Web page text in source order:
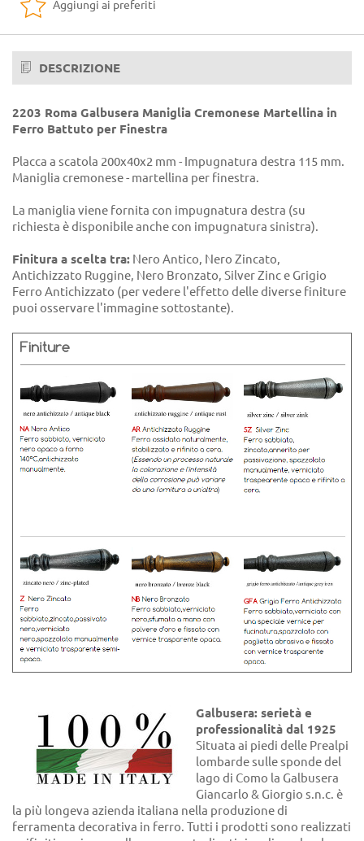
Aggiungi ai preferiti
DESCRIZIONE
2203 Roma Galbusera Maniglia Cremonese Martellina in
Ferro Battuto per Finestra
Placca a scatola 200x40x2 mm - Impugnatura destra 115 mm.
Maniglia cremonese - martellina per finestra.
La maniglia viene fornita con impugnatura destra (su
richiesta è disponibile anche con impugnatura sinistra).
Finitura a scelta tra: Nero Antico, Nero Zincato,
Antichizzato Ruggine, Nero Bronzato, Silver Zinc e Grigio
Ferro Antichizzato (per vedere l'effetto delle diverse finiture
puoi osservare l'immagine sottostante).
Galbusera: serietà e
professionalità dal 1925
Situata ai piedi delle Prealpi
lombarde sulle sponde del
lago di Como la Galbusera
Giancarlo & Giorgio s.n.c. è
la più longeva azienda italiana nella produzione di
ferramenta decorativa in ferro. Tutti i prodotti sono realizzati